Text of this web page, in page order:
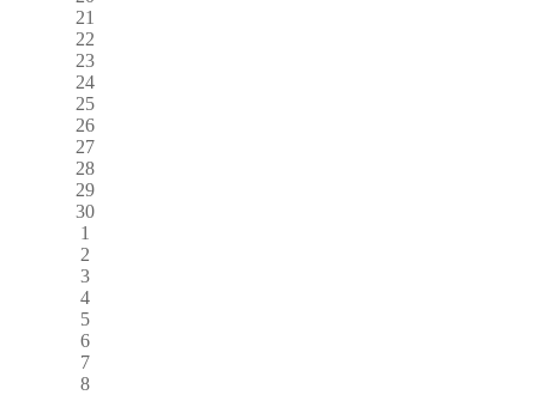
21
22
23
24
25
26
27
28
29
30
1
2
3
4
5
6
7
8